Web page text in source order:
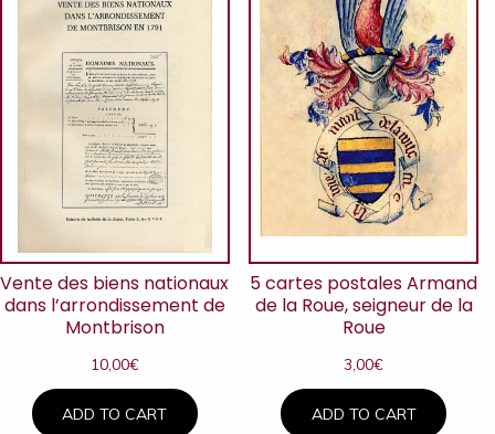
Vente des biens nationaux
dans l’arrondissement de
Montbrison
10,00€
ADD TO CART
5 cartes postales Armand
de la Roue, seigneur de la
Roue
3,00€
ADD TO CART